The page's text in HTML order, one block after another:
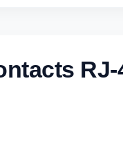
RJ-